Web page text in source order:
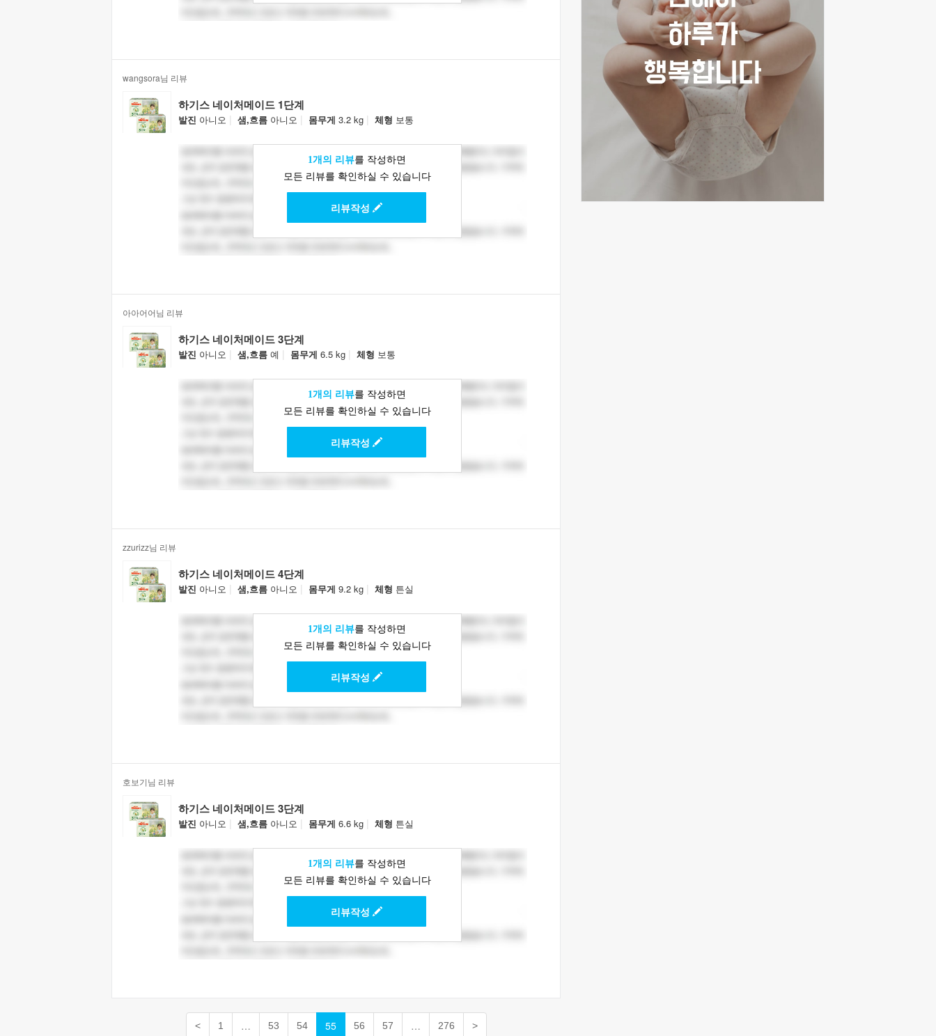
wangsora님 리뷰
하기스 네이처메이드 1단계
발진 아니오 | 샘,흐름 아니오 | 몸무게 3.2 kg | 체형 보통
1개의 리뷰를 작성하면
모든 리뷰를 확인하실 수 있습니다
리뷰작성
아아어어님 리뷰
하기스 네이처메이드 3단계
발진 아니오 | 샘,흐름 예 | 몸무게 6.5 kg | 체형 보통
1개의 리뷰를 작성하면
모든 리뷰를 확인하실 수 있습니다
리뷰작성
zzurizz님 리뷰
하기스 네이처메이드 4단계
발진 아니오 | 샘,흐름 아니오 | 몸무게 9.2 kg | 체형 튼실
1개의 리뷰를 작성하면
모든 리뷰를 확인하실 수 있습니다
리뷰작성
호보기님 리뷰
하기스 네이처메이드 3단계
발진 아니오 | 샘,흐름 아니오 | 몸무게 6.6 kg | 체형 튼실
1개의 리뷰를 작성하면
모든 리뷰를 확인하실 수 있습니다
리뷰작성
< 1 … 53 54 55 56 57 … 276 >